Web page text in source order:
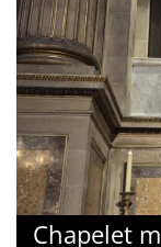
Chapelet